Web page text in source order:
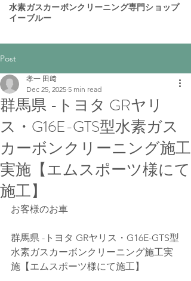
​水素ガスカーボンクリーニング専門ショップ
イーブルー
Post
群馬県 -トヨタ GRヤリ
ス・G16E-GTS型水素ガス
カーボンクリーニング施工
実施【エムスポーツ様にて
施工】
孝一 田﨑
Dec 25, 2025 5 min read
お客様のお車
群馬県 -トヨタ GRヤリス・G16E-GTS型
水素ガスカーボンクリーニング施工実
施【エムスポーツ様にて施工】